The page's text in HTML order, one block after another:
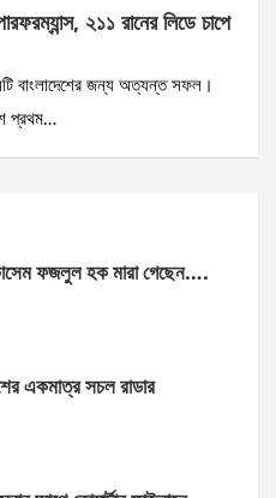
২১১ রানের লিডে চাপে
বাংলাদেশের জন্য অত্যন্ত সফল।
প্রথম…
ফজলুল হক মারা গেছেন….
একমাত্র সচল রাডার